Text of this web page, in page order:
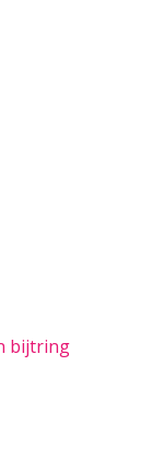
bijtring